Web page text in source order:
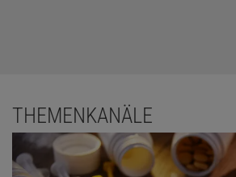
THEMENKANÄLE